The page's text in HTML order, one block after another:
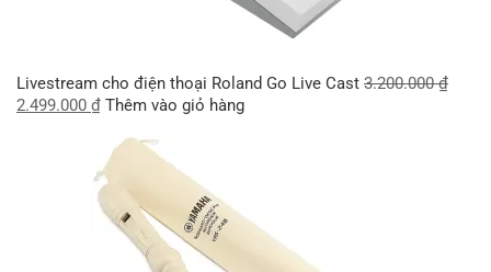
Livestream cho điện thoại Roland Go Live Cast 3.200.000₫
2.499.000 ₫ Thêm vào giỏ hàng